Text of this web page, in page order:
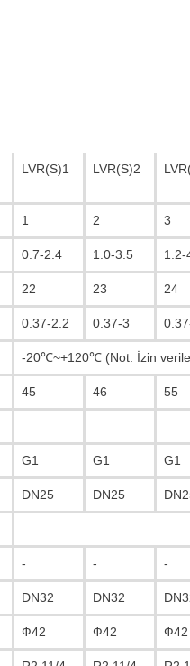
LVR(S)1 LVR(S)2
1 2 3
0.7-2.4 1.0-3.5 1.2-
22 23 24
0.37-2.2 0.37-3
-20℃~+120℃ (Not: İzin verilen
45 46 55
G1 G1 G1
DN25 DN25
- - -
DN32 DN32
Ф42 Ф42 Ф42